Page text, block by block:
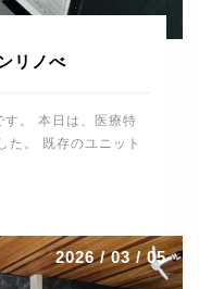
リノべ
。 本日は、医療特
た。 既存のユニット
げに向け、造作工事
るよう 段取りしてい
大分市内で進行中の
2026 / 03 / 05